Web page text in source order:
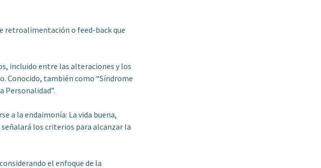
retroalimentación o feed-back que
incluido entre las alteraciones y los
Conocido, también como “Síndrome
Personalidad”.
a la endaimonía: La vida buena,
los criterios para alcanzar la
el enfoque de la